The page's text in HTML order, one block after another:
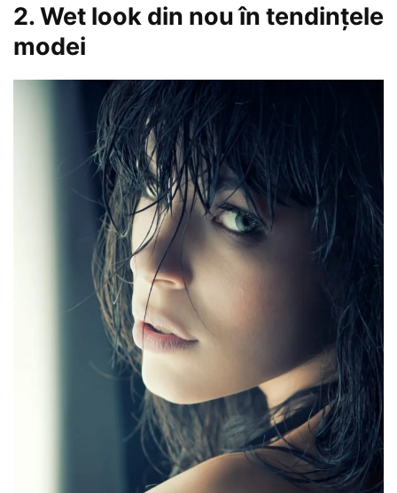
2. Wet look din nou în tendințele
modei